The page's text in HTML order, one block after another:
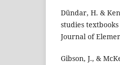
Dündar, H. &
studies
Journal of
Gibson, J., &